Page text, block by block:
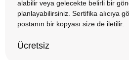
alabilir veya gelecekte belirli bir
planlayabilirsiniz. Sertifika alıcıya
postanın bir kopyası size de iletilir.
Ücretsiz